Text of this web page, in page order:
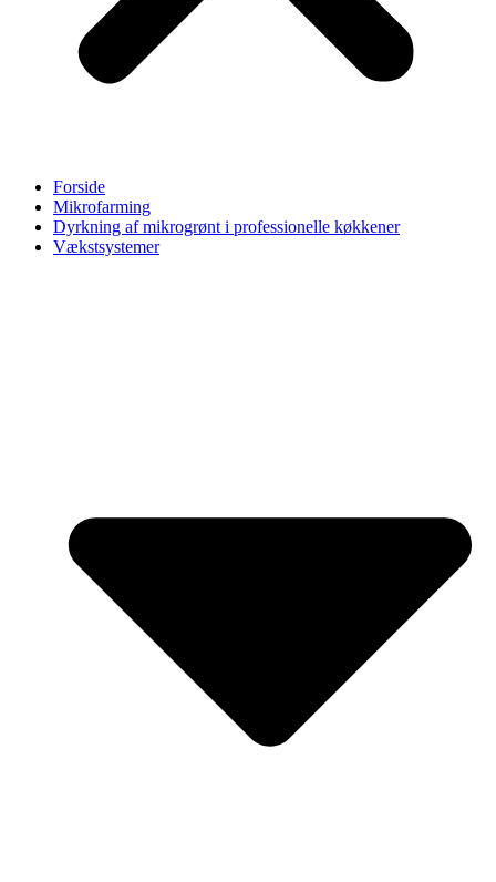
Forside
Mikrofarming
Dyrkning af mikrogrønt i professionelle køkkener
Vækstsystemer